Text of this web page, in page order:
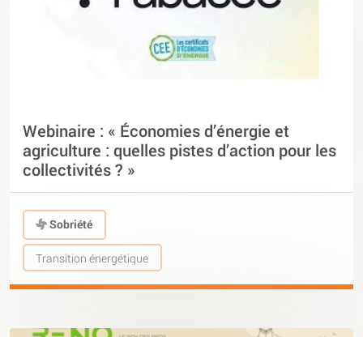
Webinaire : « Économies d’énergie et
agriculture : quelles pistes d’action pour les
collectivités ? »
Sobriété
Transition énergétique